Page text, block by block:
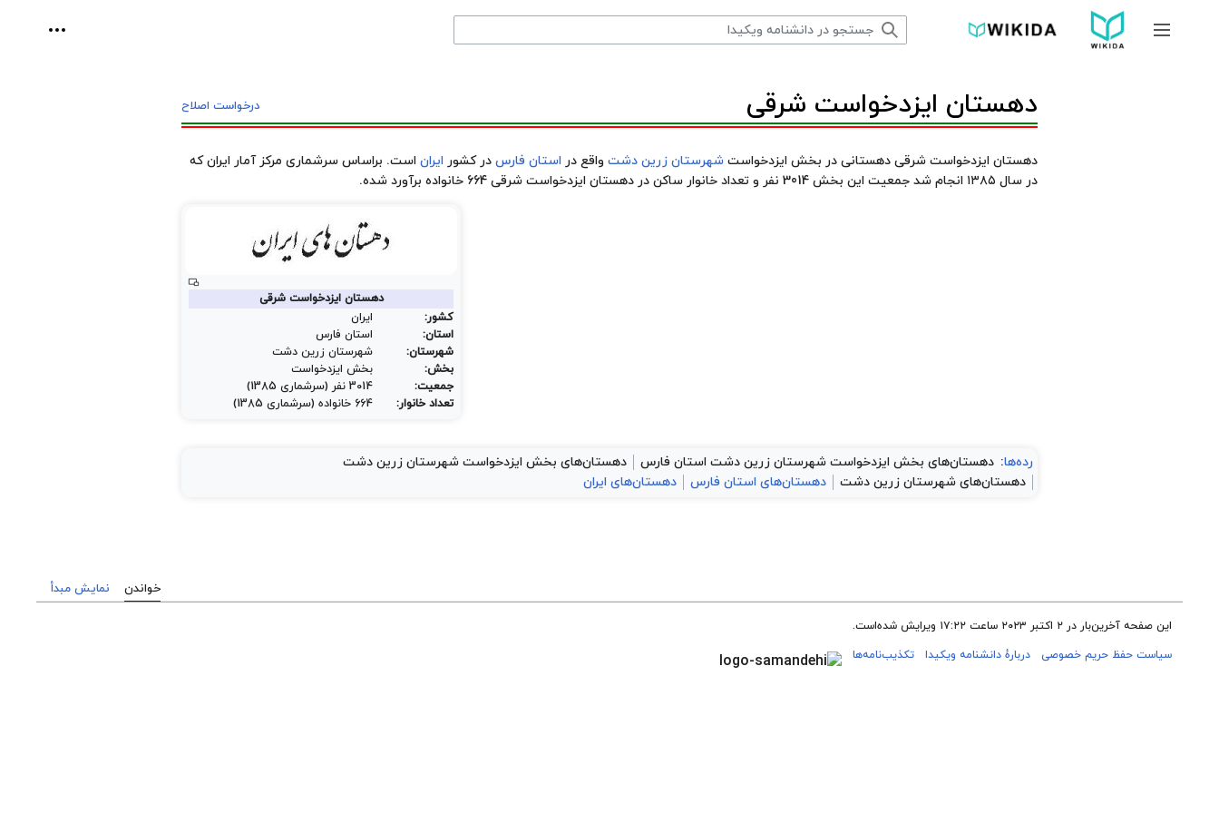
جمع و باز کردن نوار کناری ابزارهای
درخواست اصلاح دهستان ایزدخواست شرقی
دهستان ایزدخواست شرقی دهستانی در بخش ایزدخواست شهرستان زرین دشت واقع در استان فارس در کشور ایران است. براساس سرشماری مرکز آمار ایران که
در سال ۱۳۸۵ انجام شد جمعیت این بخش 3014 نفر و تعداد خانوار ساکن در دهستان ایزدخواست شرقی 664 خانواده برآورد شده.
دهستان ایزدخواست شرقی
کشور:
ایران
استان:
استان فارس
شهرستان:
شهرستان زرین دشت
بخش:
بخش ایزدخواست
جمعیت:
3014 نفر (سرشماری 1385)
تعداد خانوار:
664 خانواده (سرشماری 1385)
رده‌ها: دهستان‌های بخش ایزدخواست شهرستان زرین دشت استان فارس
دهستان‌های بخش ایزدخواست شهرستان زرین دشت
دهستان‌های شهرستان زرین دشت
دهستان‌های استان فارس دهستان‌های ایران
خواندن نمایش مبدأ
این صفحه آخرین‌بار در ‏۲ اکتبر ۲۰۲۳ ساعت ‏۱۷:۲۲ ویرایش شده‌است.
سیاست حفظ حریم خصوصی
دربارهٔ دانشنامه ویکیدا تکذیب‌نامه‌ها